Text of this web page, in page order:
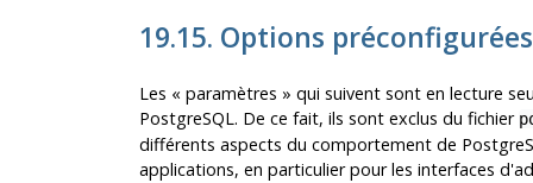
19.15. Options préconfigurées
Les « paramètres » qui suivent sont en lecture
PostgreSQL. De ce fait, ils sont exclus du fichier
différents aspects du comportement de
applications, en particulier pour les interfaces